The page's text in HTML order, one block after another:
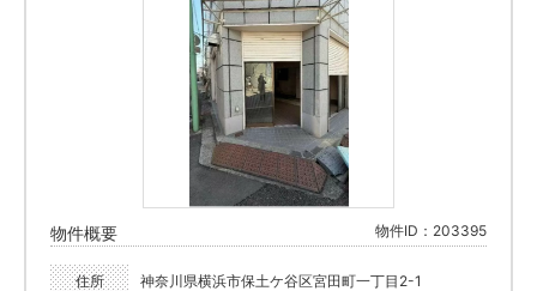
物件概要 物件ID：203395
住所 神奈川県横浜市保土ケ谷区宮田町一丁目2-1